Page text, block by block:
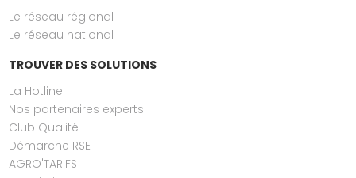
Le réseau régional
Le réseau national
TROUVER DES SOLUTIONS
La Hotline
Nos partenaires experts
Club Qualité
Démarche RSE
AGRO'TARIFS